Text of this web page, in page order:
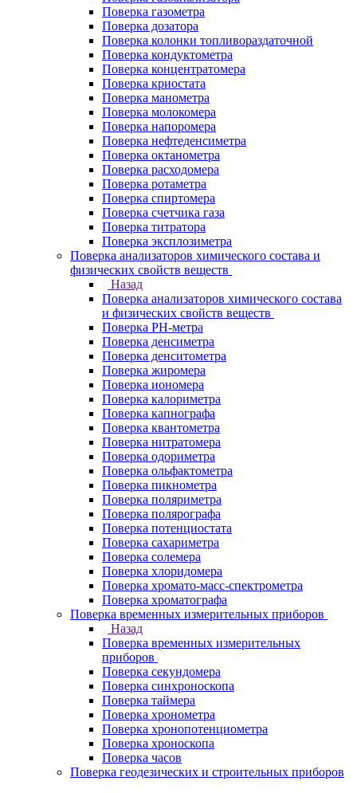
Поверка газометра
Поверка дозатора
Поверка колонки топливораздаточной
Поверка кондуктометра
Поверка концентратомера
Поверка криостата
Поверка манометра
Поверка молокомера
Поверка напоромера
Поверка нефтеденсиметра
Поверка октанометра
Поверка расходомера
Поверка ротаметра
Поверка спиртомера
Поверка счетчика газа
Поверка титратора
Поверка эксплозиметра
Поверка анализаторов химического состава и
физических свойств веществ
Назад
Поверка анализаторов химического состава
и физических свойств веществ
Поверка PH-метра
Поверка денсиметра
Поверка денситометра
Поверка жиромера
Поверка иономера
Поверка калориметра
Поверка капнографа
Поверка квантометра
Поверка нитратомера
Поверка одориметра
Поверка ольфактометра
Поверка пикнометра
Поверка поляриметра
Поверка полярографа
Поверка потенциостата
Поверка сахариметра
Поверка солемера
Поверка хлоридомера
Поверка хромато-масс-спектрометра
Поверка хроматографа
Поверка временных измерительных приборов
Назад
Поверка временных измерительных
приборов
Поверка секундомера
Поверка синхроноскопа
Поверка таймера
Поверка хронометра
Поверка хронопотенциометра
Поверка хроноскопа
Поверка часов
Поверка геодезических и строительных приборов